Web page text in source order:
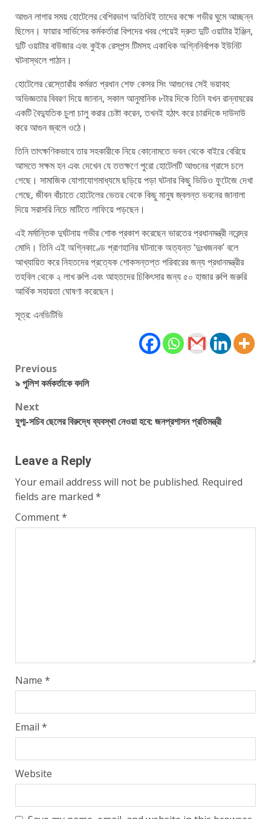
আগুন লাগার সময় হোটেলের বেশিরভাগ অতিথিই তাদের কক্ষে গভীর ঘুমে আচ্ছন্ন
ছিলেন। ফায়ার সার্ভিসের কর্মকর্তারা বিপদের খবর পেয়েই দ্রুত দুটি ওয়াটার ইঞ্জিন,
দুটি ওয়াটার বাউজার এবং কুইক রেসপন্স টিমসহ একাধিক অগ্নিনির্বাপক ইউনিট
ঘটনাস্থলে পাঠান।
হোটেলের রেস্তোরাঁয় কর্মরত প্রধান শেফ কেসর সিং আগুনের সেই ভয়াবহ
অভিজ্ঞতার বিবরণ দিয়ে জানান, সকাল আনুমানিক ৮টার দিকে তিনি যখন রান্নাঘরের
একটি বৈদ্যুতিক চুলা চালু করার চেষ্টা করেন, তখনই হঠাৎ করে চারদিকে দাউদাউ
করে আগুন জ্বলে ওঠে।
তিনি তাৎক্ষণিকভাবে তার সহকারীকে নিয়ে কোনোমতে ভবন থেকে বাইরে বেরিয়ে
আসতে সক্ষম হন এবং দেখেন যে ততক্ষণে পুরো হোটেলটি আগুনের গ্রাসে চলে
গেছে। সামাজিক যোগাযোগমাধ্যমে ছড়িয়ে পড়া ঘটনার কিছু ভিডিও ফুটেজে দেখা
গেছে, জীবন বাঁচাতে হোটেলের ভেতর থেকে কিছু মানুষ জ্বলন্ত ভবনের জানালা
দিয়ে সরাসরি নিচে মাটিতে লাফিয়ে পড়ছেন।
এই মর্মান্তিক দুর্ঘটনায় গভীর শোক প্রকাশ করেছেন ভারতের প্রধানমন্ত্রী নরেন্দ্র
মোদি। তিনি এই অগ্নিকাণ্ডে প্রাণহানির ঘটনাকে অত্যন্ত ‘দুঃখজনক’ বলে
আখ্যায়িত করে নিহতদের প্রত্যেক শোকসন্তপ্ত পরিবারের জন্য প্রধানমন্ত্রীর
তহবিল থেকে ২ লাখ রুপি এবং আহতদের চিকিৎসার জন্য ৫০ হাজার রুপি জরুরি
আর্থিক সহায়তা ঘোষণা করেছেন।
সূত্র: এনডিটিভি
Post
navigation
Previous
৯ পুলিশ কর্মকর্তাকে বদলি
Next
যুগ্ম-সচিব ছেলের বিরুদ্ধে ব্যবস্থা নেওয়া হবে: জনপ্রশাসন প্রতিমন্ত্রী
Leave a Reply
Your email address will not be published. Required
fields are marked *
Comment*
Name *
Email *
Website